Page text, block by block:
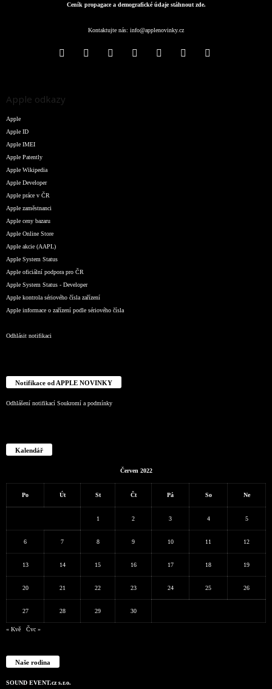
Ceník propagace a demografické údaje stáhnout zde.
Kontaktujte nás: info@applenovinky.cz
Apple odkazy
Apple
Apple ID
Apple IMEI
Apple Patently
Apple Wikipedia
Apple Developer
Apple práce v ČR
Apple zaměstnanci
Apple ceny bazaru
Apple Online Store
Apple akcie (AAPL)
Apple System Status
Apple oficiální podpora pro ČR
Apple System Status - Developer
Apple kontrola sériového čísla zařízení
Apple informace o zařízení podle sériového čísla
Odhlásit notifikaci
Notifikace od APPLE NOVINKY
Odhlášení notifikací Soukromí a podmínky
Kalendář
Červen 2022
Po Út St Čt Pá So Ne
1 2 3 4 5
6 7 8 9 10 11 12
13 14 15 16 17 18 19
20 21 22 23 24 25 26
27 28 29 30
« Kvě Čvc »
Naše rodina
SOUND EVENT.cz s.r.o.